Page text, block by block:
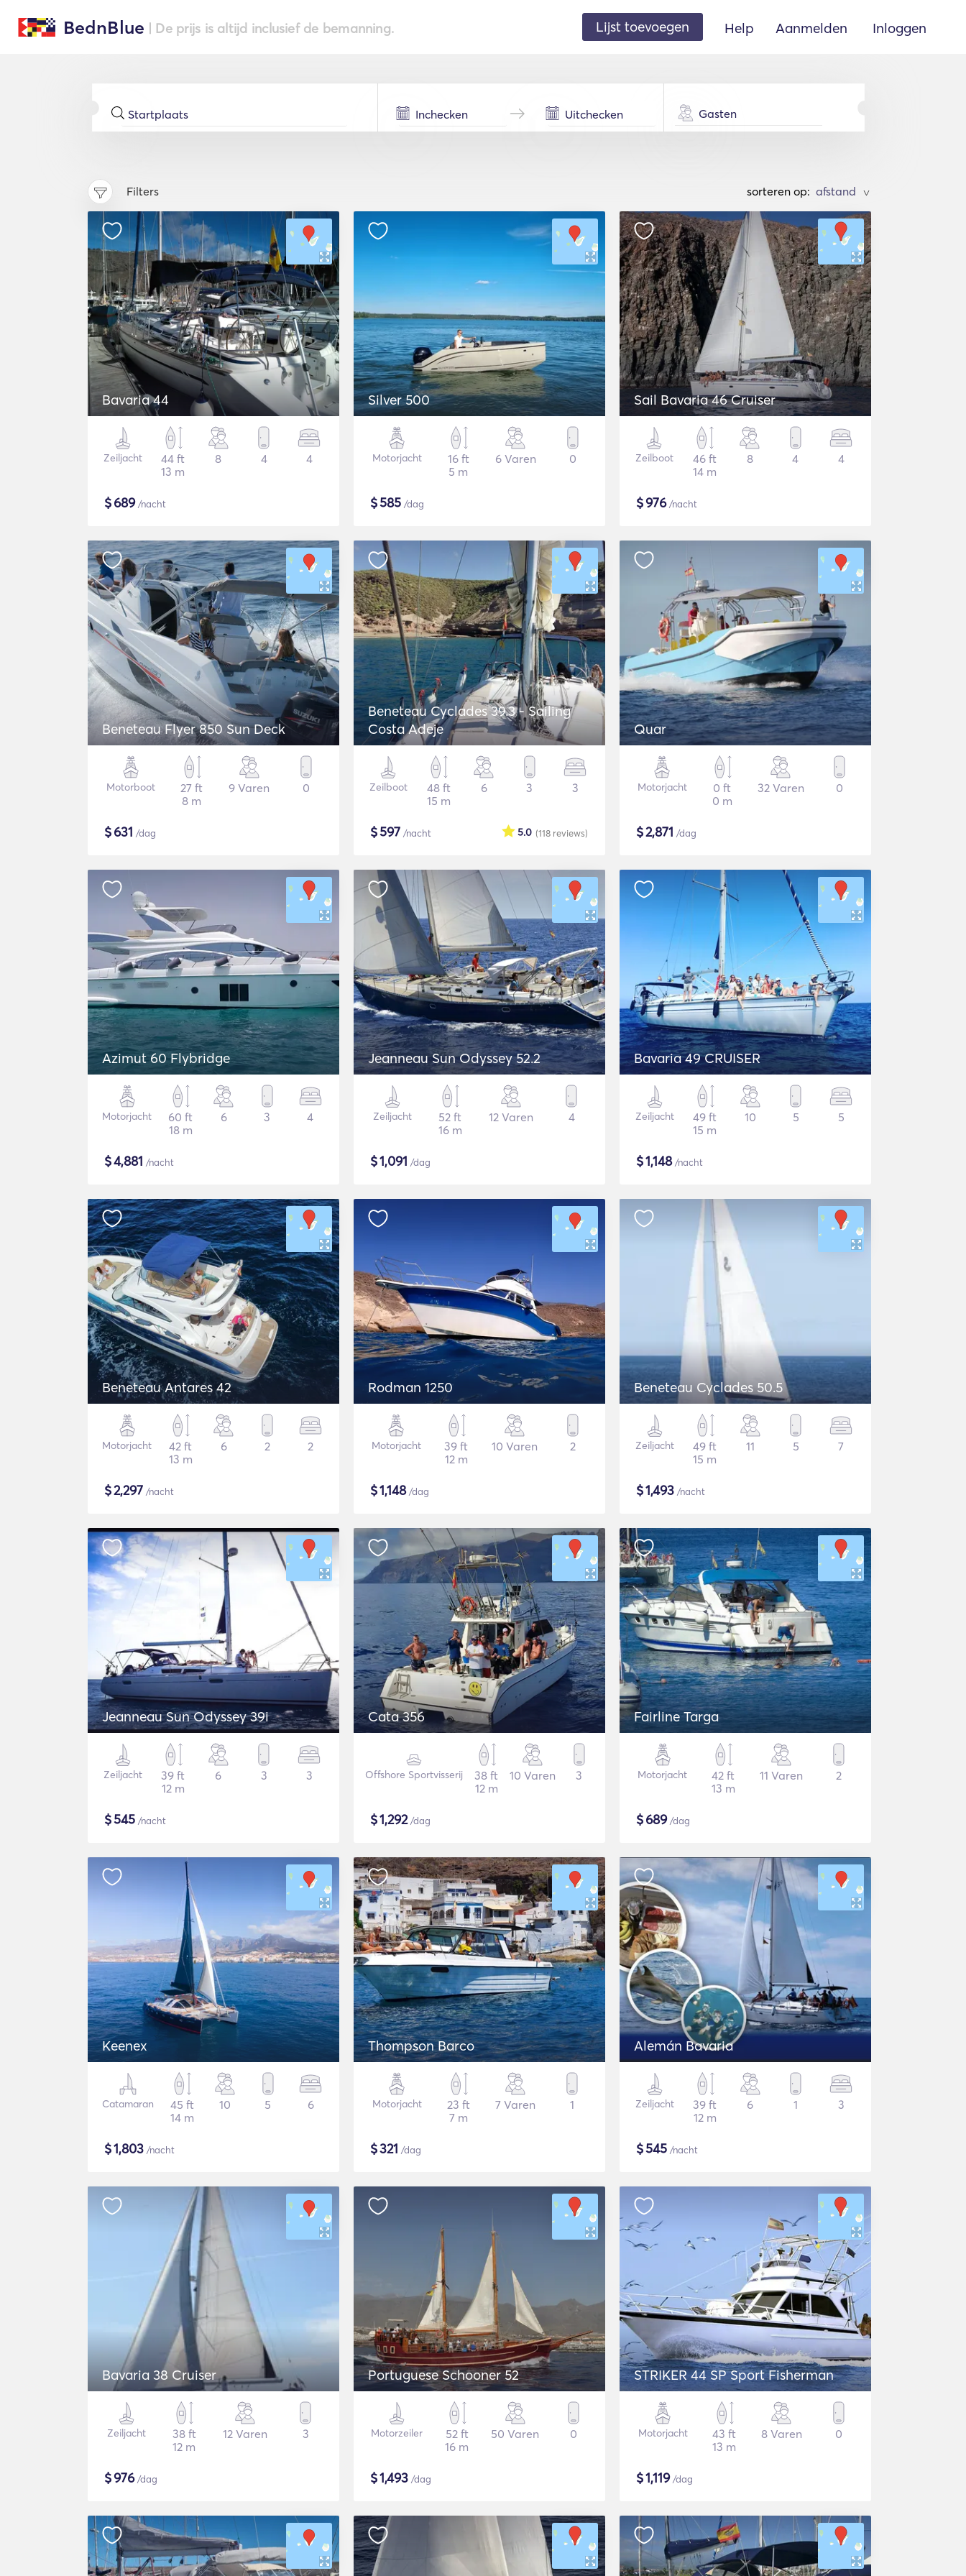
BednBlue | De prijs is altijd inclusief de bemanning. Lijst toevoegen Help Aanmelden Inloggen
Gasten
Filters sorteren op: >
Bavaria 44
Zeiljacht
44 ft
13 m
8 4 4
$689/nacht
Silver 500
Motorjacht
16 ft
5 m
6 Varen 0
$585 /dag
Sail Bavaria 46 Cruiser
Zeilboot
46 ft
14 m
8 4 4
$976/nacht
Beneteau Flyer 850 Sun Deck
Motorboot
27 ft
8 m
9 Varen 0
$631 /dag
Beneteau Cyclades 39.3 - Sailing
Costa Adeje
Zeilboot
48 ft
15 m
6 3 3
$597 /nacht (118 reviews)
5.0
Quar
Motorjacht
0 ft
0 m
32 Varen 0
$2,871 /dag
Azimut 60 Flybridge
Motorjacht
60 ft
18 m
6 3 4
$4,881 /nacht
Jeanneau Sun Odyssey 52.2
Zeiljacht
52 ft
16 m
12 Varen 4
$1,091 /dag
Bavaria 49 CRUISER
Zeiljacht
49 ft
15 m
10 5 5
$1,148/nacht
Beneteau Antares 42
Motorjacht
42 ft
13 m
6 2 2
$2,297 /nacht
Rodman 1250
Motorjacht
39 ft
12 m
10 Varen 2
$1,148/dag
Beneteau Cyclades 50.5
Zeiljacht
49 ft
15 m
11 5 7
$1,493 /nacht
Jeanneau Sun Odyssey 39i
Zeiljacht
39 ft
12 m
6 3 3
$545 /nacht
Cata 356
Offshore Sportvisserij
38 ft
12 m
10 Varen 3
$1,292/dag
Fairline Targa
Motorjacht
42 ft
13 m
11 Varen 2
$689/dag
Keenex
Catamaran
45 ft
14 m
10 5 6
$1,803 /nacht
Thompson Barco
Motorjacht
23 ft
7 m
7 Varen 1
$321 /dag
Alemán Bavaria
Zeiljacht
39 ft
12 m
6 1 3
$545 /nacht
Bavaria 38 Cruiser
Zeiljacht
38 ft
12 m
12 Varen 3
$976/dag
Portuguese Schooner 52
Motorzeiler
52 ft
16 m
50 Varen 0
$1,493 /dag
STRIKER 44 SP Sport Fisherman
Motorjacht
43 ft
13 m
8 Varen 0
$1,119/dag